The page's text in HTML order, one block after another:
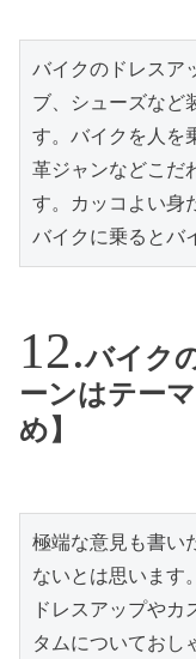
バイクのドレスア
ブ、シューズなど
す。バイクを人を
革ジャンなどこだ
す。カッコよい身
バイクに乗るとバ
バイク
ーンはテー
め】
極端な意見も書い
ないとは思います。
ドレスアップやカ
タムについておし